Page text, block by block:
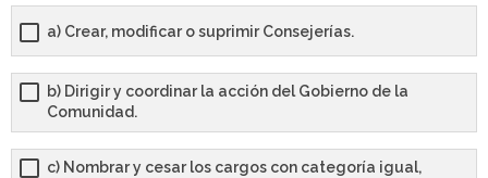
a) Crear, modificar o suprimir Consejerías.
b) Dirigir y coordinar la acción del Gobierno de la
Comunidad.
c) Nombrar y cesar los cargos con categoría igual,